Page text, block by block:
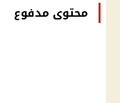
محتوى مدفوع